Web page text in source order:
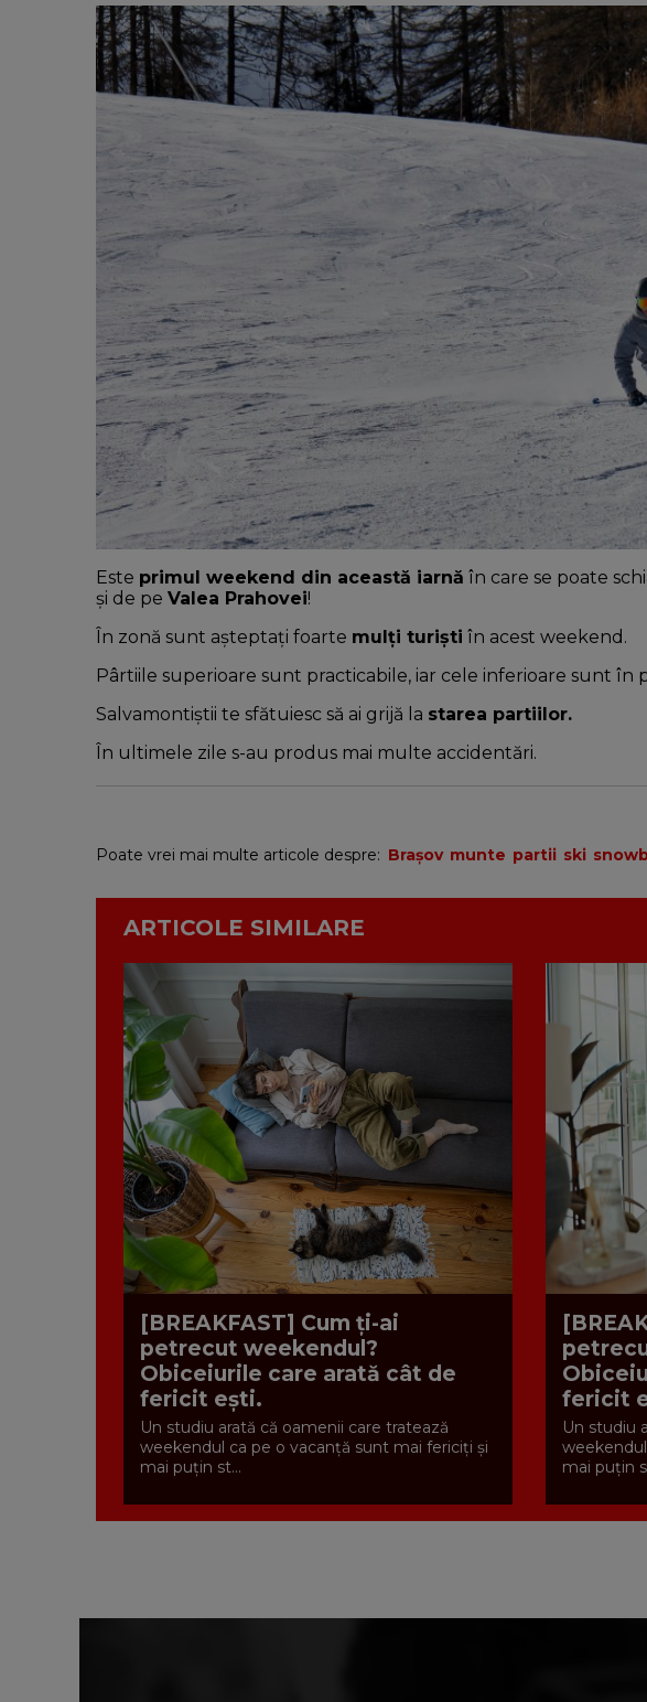
Este primul weekend din această iarnă în care se poate
și de pe Valea Prahovei!
În zonă sunt așteptați foarte mulți turiști în acest weekend.
Pârtiile superioare sunt practicabile, iar cele inferioare sunt în
Salvamontiștii te sfătuiesc să ai grijă la starea partiilor.
În ultimele zile s-au produs mai multe accidentări.
Poate vrei mai multe articole despre: Brașov munte partii ski
ARTICOLE SIMILARE
[BREAKFAST] Cum ți-ai
petrecut weekendul?
Obiceiurile care arată cât de
fericit ești.
Un studiu arată că oamenii care tratează
weekendul ca pe o vacanță sunt mai fericiți și
mai puțin st...
fericit
Un studiu
mai puțin